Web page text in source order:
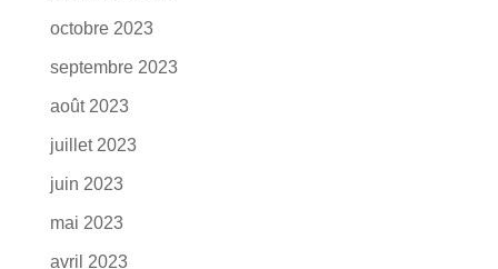
octobre 2023
septembre 2023
août 2023
juillet 2023
juin 2023
mai 2023
avril 2023